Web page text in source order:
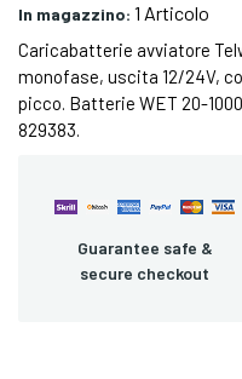
In magazzino: 1 Articolo
Caricabatterie avviatore
monofase, uscita 12/24V,
picco. Batterie WET 20-
829383.
Guarantee safe &
secure checkout